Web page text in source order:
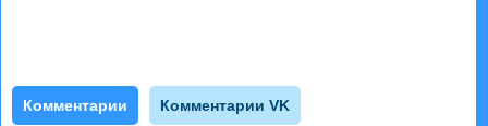
Комментарии Комментарии VK